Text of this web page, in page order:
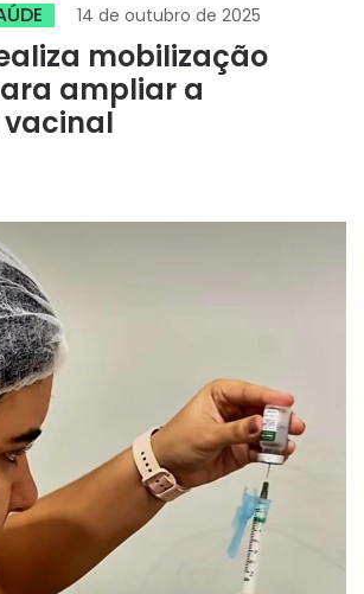
14 de outubro de 2025
mobilização
ampliar a